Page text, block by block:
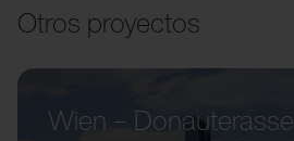
Otros proyectos
Wien – Donauterasse